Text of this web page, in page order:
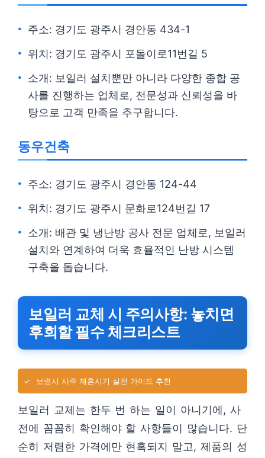
주소: 경기도 광주시 경안동 434-1
위치: 경기도 광주시 포돌이로11번길 5
소개: 보일러 설치뿐만 아니라 다양한 종합 공
사를 진행하는 업체로, 전문성과 신뢰성을 바
탕으로 고객 만족을 추구합니다.
동우건축
주소: 경기도 광주시 경안동 124-44
위치: 경기도 광주시 문화로124번길 17
소개: 배관 및 냉난방 공사 전문 업체로, 보일러
설치와 연계하여 더욱 효율적인 난방 시스템
구축을 돕습니다.
보일러 교체 시 주의사항: 놓치면
후회할 필수 체크리스트
✓ 보령시 사주 재혼시기 실전 가이드 추천
보일러 교체는 한두 번 하는 일이 아니기에, 사
전에 꼼꼼히 확인해야 할 사항들이 많습니다. 단
순히 저렴한 가격에만 현혹되지 말고, 제품의 성